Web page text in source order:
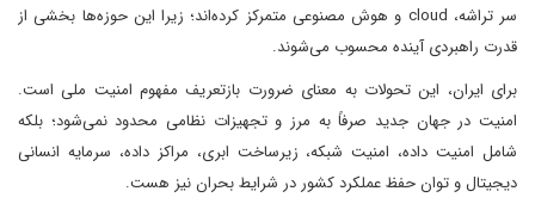
سر تراشه، cloud و هوش مصنوعی متمرکز کرده‌اند؛ زیرا این حوزه‌ها بخشی از
قدرت راهبردی آینده محسوب می‌شوند.
برای ایران، این تحولات به معنای ضرورت بازتعریف مفهوم امنیت ملی است.
امنیت در جهان جدید صرفاً به مرز و تجهیزات نظامی محدود نمی‌شود؛ بلکه
شامل امنیت داده، امنیت شبکه، زیرساخت ابری، مراکز داده، سرمایه انسانی
دیجیتال و توان حفظ عملکرد کشور در شرایط بحران نیز هست.